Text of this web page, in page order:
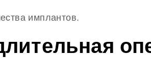
имплантов.